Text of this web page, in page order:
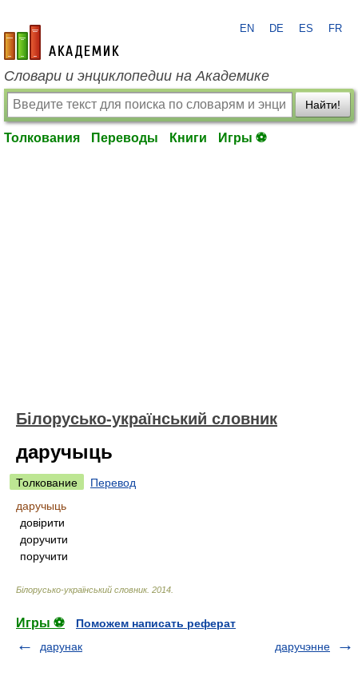
academic.ru
EN DE ES FR
Словари и энциклопедии на Академике
Найти!
Толкования Переводы Книги Игры ⚽
Білорусько-український словник
даручыць
Толкование
Перевод
даручыць
довірити
доручити
поручити
Білорусько-український словник. 2014
Игры ⚽
Поможем написать реферат
дарунак
даручэнне